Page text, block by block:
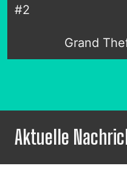
#2
Grand
Aktuelle